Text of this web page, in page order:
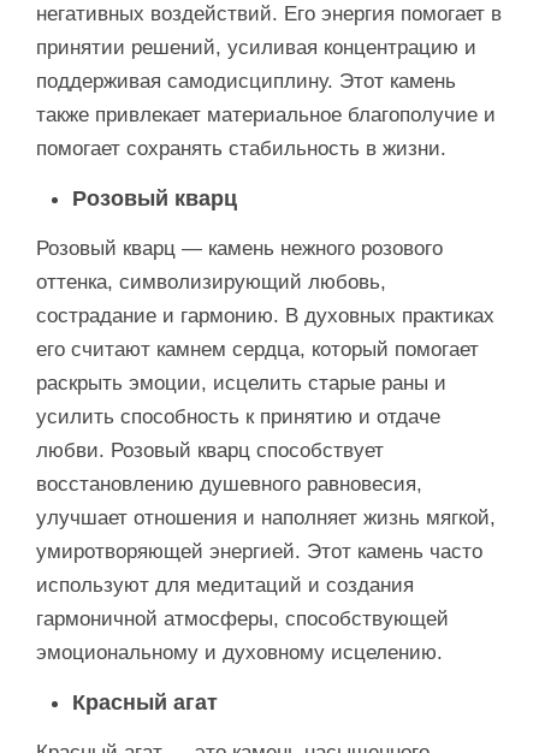
негативных воздействий. Его энергия помогает в
принятии решений, усиливая концентрацию и
поддерживая самодисциплину. Этот камень
также привлекает материальное благополучие и
помогает сохранять стабильность в жизни.
Розовый кварц
Розовый кварц — камень нежного розового
оттенка, символизирующий любовь,
сострадание и гармонию. В духовных практиках
его считают камнем сердца, который помогает
раскрыть эмоции, исцелить старые раны и
усилить способность к принятию и отдаче
любви. Розовый кварц способствует
восстановлению душевного равновесия,
улучшает отношения и наполняет жизнь мягкой,
умиротворяющей энергией. Этот камень часто
используют для медитаций и создания
гармоничной атмосферы, способствующей
эмоциональному и духовному исцелению.
Красный агат